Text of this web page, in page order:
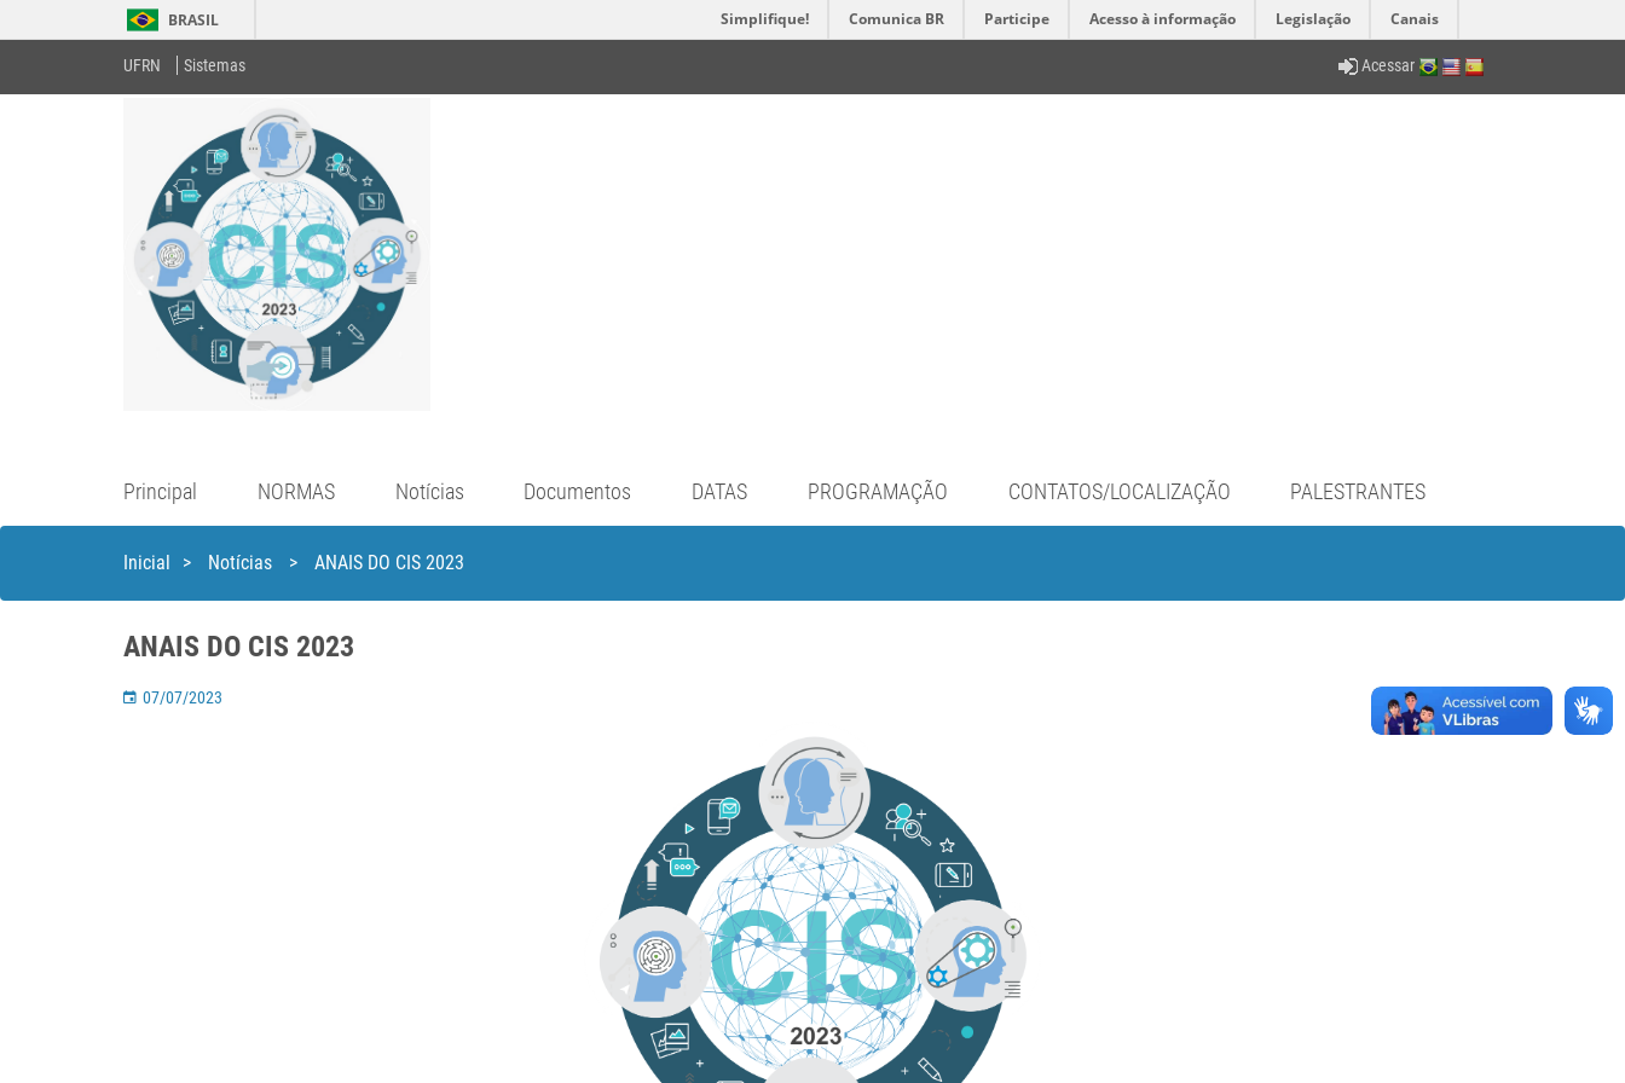
BRASIL Simplifique! Comunica BR Participe Acesso à informação Legislação Canais
UFRN Sistemas Acessar
Principal NORMAS Notícias Documentos DATAS PROGRAMAÇÃO CONTATOS/LOCALIZAÇÃO PALESTRANTES
Inicial > Notícias > ANAIS DO CIS 2023
ANAIS DO CIS 2023
07/07/2023